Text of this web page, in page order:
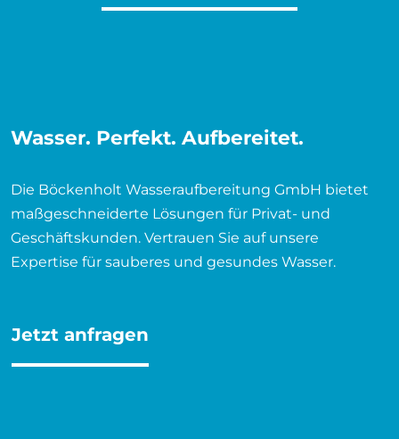
Wasser. Perfekt. Aufbereitet.
Die Böckenholt Wasseraufbereitung GmbH bietet
maßgeschneiderte Lösungen für Privat- und
Geschäftskunden. Vertrauen Sie auf unsere
Expertise für sauberes und gesundes Wasser.
Jetzt anfragen